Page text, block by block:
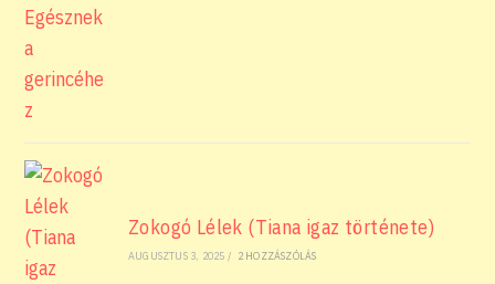
Zokogó Lélek (Tiana igaz története)
AUGUSZTUS 3, 2025 / 2 HOZZÁSZÓLÁS